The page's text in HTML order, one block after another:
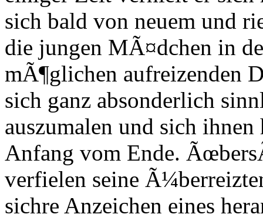
sich bald von neuem und
die jungen MÃ¤dchen in
mÃ¶glichen aufreizenden
sich ganz absonderlich
auszumalen und sich
Anfang vom Ende.
verfielen seine
sichre Anzeichen eines